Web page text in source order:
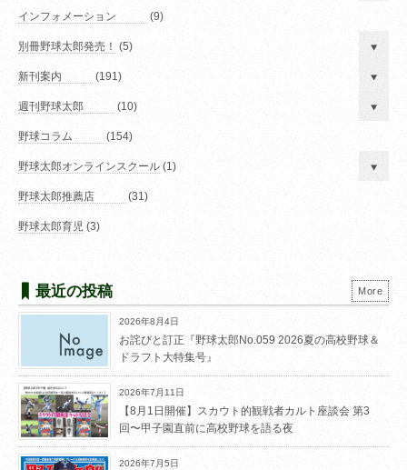
インフォメーション (9)
別冊野球太郎発売！ (5)
新刊案内 (191)
週刊野球太郎 (10)
野球コラム (154)
野球太郎オンラインスクール (1)
野球太郎推薦店 (31)
野球太郎育児 (3)
最近の投稿
2026年8月4日
お詫びと訂正『野球太郎No.059 2026夏の高校野球＆
ドラフト大特集号』
2026年7月11日
【8月1日開催】スカウト的観戦者カルト座談会 第3
回〜甲子園直前に高校野球を語る夜
2026年7月5日
More